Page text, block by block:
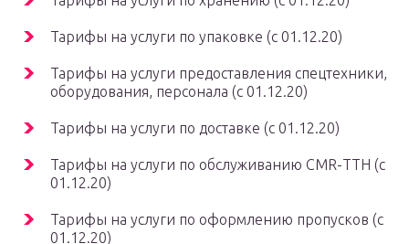
Тарифы на услуги по упаковке (с 01.12.20)
Тарифы на услуги предоставления спецтехники,
оборудования, персонала (с 01.12.20)
Тарифы на услуги по доставке (с 01.12.20)
Тарифы на услуги по обслуживанию CMR-ТТН (с
01.12.20)
Тарифы на услуги по оформлению пропусков (с
01.12.20)